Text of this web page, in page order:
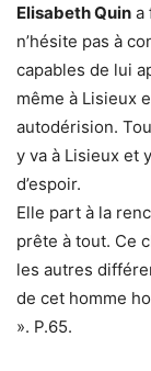
Elisabeth Quin a
n’hésite pas à
capables de lui
même à Lisieux
autodérision.
y va à Lisieux et
d’espoir.
Elle part à la
prête à tout. Ce
les autres
de cet homme
». P.65.